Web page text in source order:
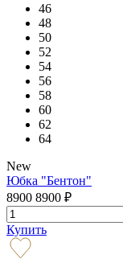
46
48
50
52
54
56
58
60
62
64
New
Юбка "Бентон"
8900 8900 ₽
Купить